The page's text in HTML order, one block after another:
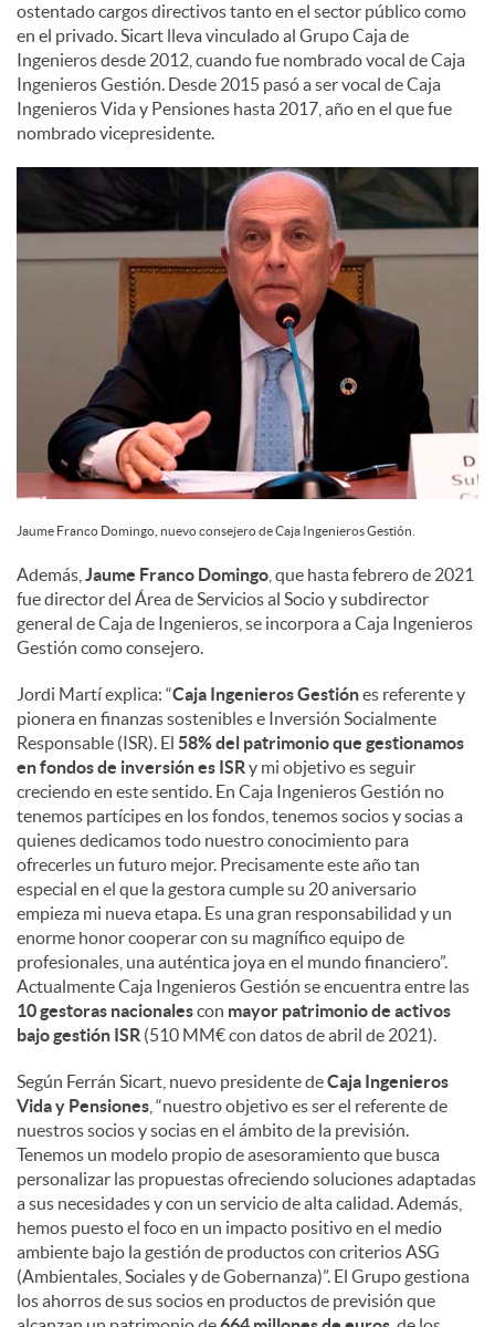
ostentado cargos directivos tanto en el sector público como
en el privado. Sicart lleva vinculado al Grupo Caja de
Ingenieros desde 2012, cuando fue nombrado vocal de Caja
Ingenieros Gestión. Desde 2015 pasó a ser vocal de Caja
Ingenieros Vida y Pensiones hasta 2017, año en el que fue
nombrado vicepresidente.
Jaume Franco Domingo, nuevo consejero de Caja Ingenieros Gestión.
Además, Jaume Franco Domingo , que hasta febrero de 2021
fue director del Área de Servicios al Socio y subdirector
general de Caja de Ingenieros, se incorpora a Caja Ingenieros
Gestión como consejero.
Jordi Martí explica: “Caja Ingenieros Gestiónes referente y
pionera en finanzas sostenibles e Inversión Socialmente
Responsable (ISR). El 58% del patrimonio que gestionamos
en fondos de inversión es ISRy mi objetivo es seguir
creciendo en este sentido. En Caja Ingenieros Gestión no
tenemos partícipes en los fondos, tenemos socios y socias a
quienes dedicamos todo nuestro conocimiento para
ofrecerles un futuro mejor. Precisamente este año tan
especial en el que la gestora cumple su 20 aniversario
empieza mi nueva etapa. Es una gran responsabilidad y un
enorme honor cooperar con su magnífico equipo de
profesionales, una auténtica joya en el mundo financiero”.
Actualmente Caja Ingenieros Gestión se encuentra entre las
10 gestoras nacionalescon mayor patrimonio de activos
bajo gestión ISR (510 MM€ con datos de abril de 2021).
Según Ferrán Sicart, nuevo presidente deCaja Ingenieros
Vida y Pensiones , “nuestro objetivo es ser el referente de
nuestros socios y socias en el ámbito de la previsión.
Tenemos un modelo propio de asesoramiento que busca
personalizar las propuestas ofreciendo soluciones adaptadas
a sus necesidades y con un servicio de alta calidad. Además,
hemos puesto el foco en un impacto positivo en el medio
ambiente bajo la gestión de productos con criterios ASG
(Ambientales, Sociales y de Gobernanza)”. El Grupo gestiona
los ahorros de sus socios en productos de previsión que